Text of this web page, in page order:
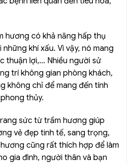
hương có khả năng hấp thụ
khí xấu. Vì vậy, nó mang
thuận lợi,… Nhiều người sử
trí không gian phòng khách,
không chỉ để mang đến tính
thủy.
sức từ trầm hương giúp
vẻ đẹp tinh tế, sang trọng,
cũng rất thích hợp để làm
gia đình, người thân và bạn